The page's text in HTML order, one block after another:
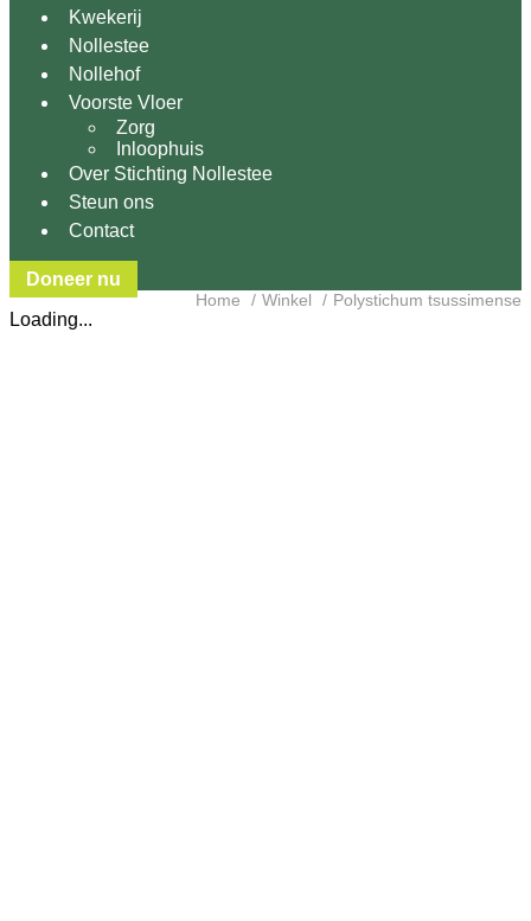
Kwekerij
Nollestee
Nollehof
Voorste Vloer
Zorg
Inloophuis
Over Stichting Nollestee
Steun ons
Contact
Doneer nu
Home Winkel Polystichum tsussimense
Loading...